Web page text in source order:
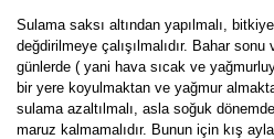
Sulama saksı altından yapılmalı,
değdirilmeye çalışılmalıdır. Bahar
günlerde ( yani hava sıcak ve
bir yere koyulmaktan ve yağmur
sulama azaltılmalı, asla soğuk
maruz kalmamalıdır. Bunun için kış